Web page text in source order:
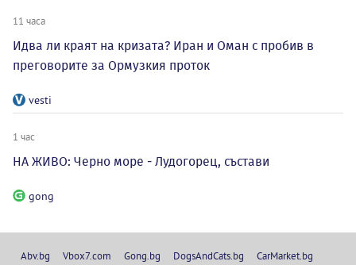
11 часа
Идва ли краят на кризата? Иран и Оман с пробив в
преговорите за Ормузкия проток
vesti
1 час
НА ЖИВО: Черно море - Лудогорец, състави
gong
Abv.bg Vbox7.com Gong.bg DogsAndCats.bg
CarMarket.bg